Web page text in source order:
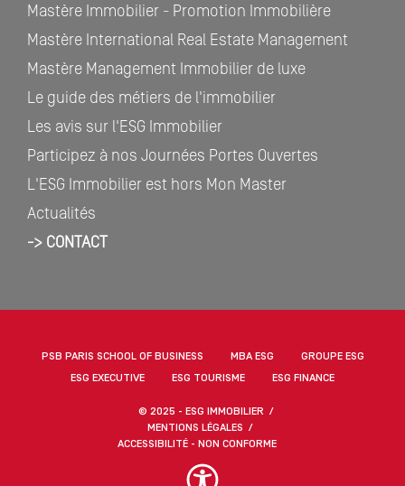
Mastère Immobilier - Promotion Immobilière
Mastère International Real Estate Management
Mastère Management Immobilier de luxe
Le guide des métiers de l'immobilier
Les avis sur l'ESG Immobilier
Participez à nos Journées Portes Ouvertes
L'ESG Immobilier est hors Mon Master
Actualités
-> CONTACT
PSB PARIS SCHOOL OF BUSINESS MBA ESG
GROUPE ESG
ESG EXECUTIVE
ESG TOURISME ESG FINANCE
© 2025 - ESG IMMOBILIER
MENTIONS LÉGALES
ACCESSIBILITÉ - NON CONFORME